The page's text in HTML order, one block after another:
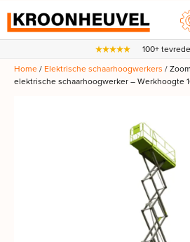
100+
Home/ Elektrische schaarhoogwerkers /
elektrische schaarhoogwerker – Werkhoogte